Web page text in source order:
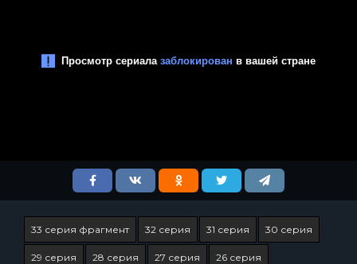
33 серия фрагмент 32 серия 31 серия 30 серия
29 серия 28 серия 27 серия 26 серия